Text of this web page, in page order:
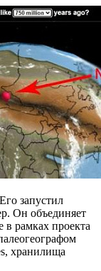
запустил
Он объединяет
в рамках проекта
хранилища